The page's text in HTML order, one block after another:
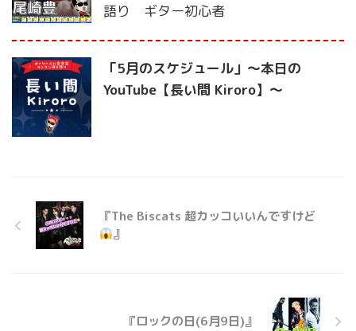
語り ギター初心者
「5月のスケジュール」〜本日の
YouTube【長い間 Kiroro】〜
『The Biscats 超カッコいいんですけど
』
『ロックの日(6月9日)』